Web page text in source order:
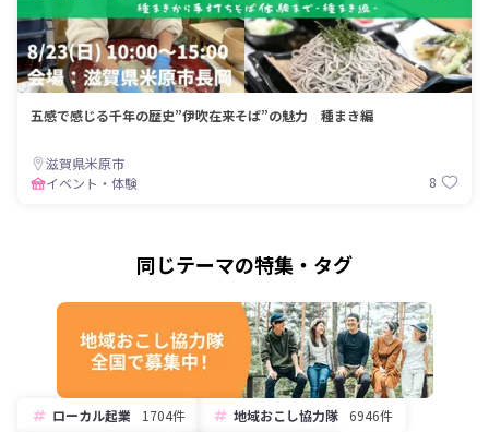
五感で感じる千年の歴史”伊吹在来そば”の魅力 種まき編
滋賀県米原市
イベント・体験
8
同じテーマの特集・タグ
ローカル起業 1704件 地域おこし協力隊
6946件